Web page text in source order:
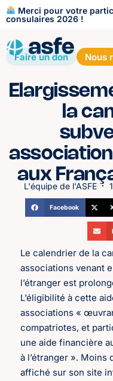
Merci pour votre
consulaires 2026 !
Faire un don Nous
la
aux
L'équipe de l'ASFE
Facebook
Le calendrier de la
associations venant
l’étranger est
L’éligibilité à cette
associations «
compatriotes, et
une aide financière
à l’étranger ». Moins
affiché sur son site